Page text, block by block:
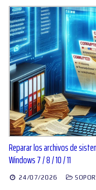
Reparar los archivos de
Windows 7 / 8 / 10 / 11
24/07/2026